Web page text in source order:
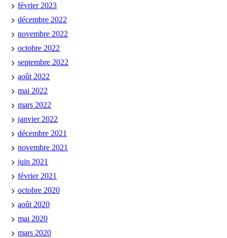
février 2023
décembre 2022
novembre 2022
octobre 2022
septembre 2022
août 2022
mai 2022
mars 2022
janvier 2022
décembre 2021
novembre 2021
juin 2021
février 2021
octobre 2020
août 2020
mai 2020
mars 2020